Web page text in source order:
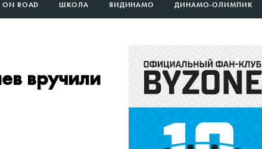
ON ROAD ШКОЛА ЯИДИНАМО ДИНАМО-ОЛИМПИК
вручили